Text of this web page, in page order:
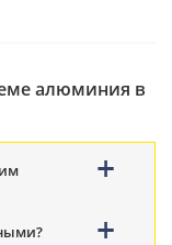
алюминия в